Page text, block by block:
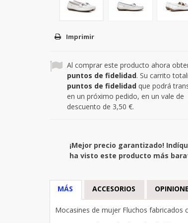
Imprimir
Al comprar este producto ahora
puntos de fidelidad. Su carrito
puntos de fidelidadque podrá
en un próximo pedido, en un vale de
descuento de 3,50 €.
¡Mejor precio garantizado!
ha visto este producto más
MÁS ACCESORIOS
Mocasines de mujer Fluchos fabricados